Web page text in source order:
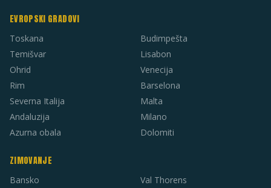
EVROPSKI GRADOVI
Toskana
Temišvar
Ohrid
Rim
Severna Italija
Andaluzija
Azurna obala
Budimpešta
Lisabon
Venecija
Barselona
Malta
Milano
Dolomiti
ZIMOVANJE
Bansko
Val Thorens